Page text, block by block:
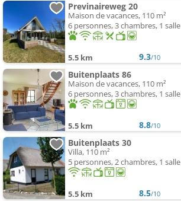
Previnaireweg 20
Maison de vacances, 110 m²
6 personnes, 3 chambres, 1
5.5 km 9.3/10
Buitenplaats 86
Maison de vacances, 110 m²
6 personnes, 3 chambres, 1
5.5 km 8.8/10
Buitenplaats 30
Villa, 110 m²
5 personnes, 2 chambres, 1
5.5 km 8.5/10